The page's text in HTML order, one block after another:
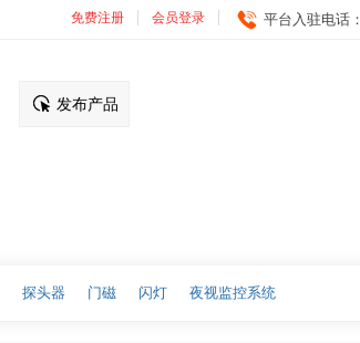
免费注册 会员登录 平台入驻电话：
发布产品
探头器 门磁 闪灯 夜视监控系统